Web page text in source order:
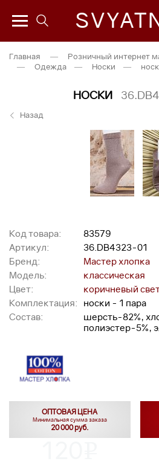
Главная — Розничный интернет
—
Одежда — Носки —
НОСКИ
Назад
Код товара:
83579
Артикул:
36.DB4323-01
Бренд:
Мастер хлопка
Модель:
классическая
Цвет:
коричневый
Комплектация:
носки - 1 пара
Состав:
шерсть-82%,
полиэстер-5%,
ОПТОВАЯ ЦЕНА
Минимальная сумма заказа
20 000 руб.